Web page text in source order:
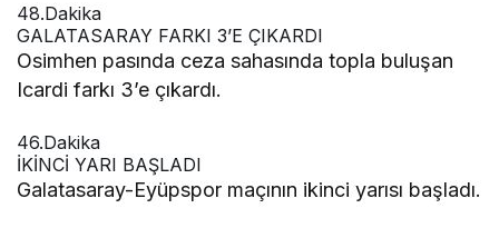
48.Dakika
GALATASARAY FARKI 3’E ÇIKARDI
Osimhen pasında ceza sahasında topla buluşan
Icardi farkı 3’e çıkardı.
46.Dakika
İKİNCİ YARI BAŞLADI
Galatasaray-Eyüpspor maçının ikinci yarısı başladı.